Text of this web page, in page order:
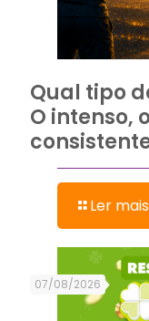
Qual tipo
O intenso,
Ler mais
07/08/2026